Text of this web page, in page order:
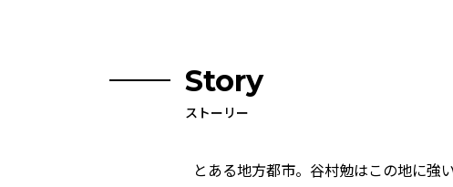
Story
ストーリー
とある地方都市。谷村勉はこの地に強